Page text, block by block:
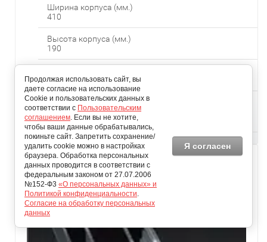
Ширина корпуса (мм.)
410
Высота корпуса (мм.)
190
1000
Тип конвекции
Естественная
конвекция
Продолжая использовать сайт, вы
даете согласие на использование
Cookie и пользовательских данных в
соответствии с Пользовательским
соглашением. Если вы не хотите,
чтобы ваши данные обрабатывались,
покиньте сайт. Запретить сохранение/
удалить cookie можно в настройках
браузера. Обработка персональных
данных проводится в соответствии с
федеральным законом от 27.07.2006
№152-Ф3 «О персональных данных» и
Политикой конфиденциальности.
Согласие на обработку персональных
данных
Я согласен